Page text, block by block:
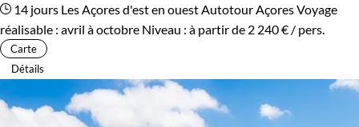
14 jours Les Açores d'est en ouest Autotour AçoresVoyage
réalisable : avril à octobre Niveau : à partir de 2 240 € / pers.
Carte
Détails